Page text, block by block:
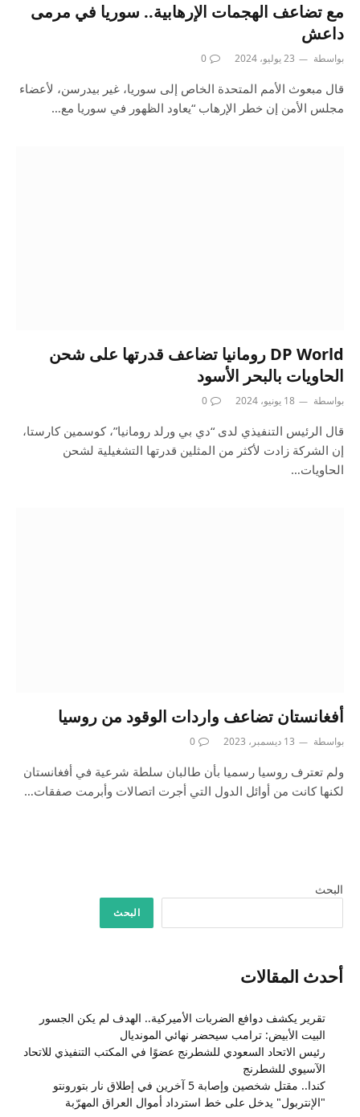
مع تضاعف الهجمات الإرهابية.. سوريا في مرمى
داعش
بواسطة 23 يوليو، 2024 0
قال مبعوث الأمم المتحدة الخاص إلى سوريا، غير بيدرسن، لأعضاء
مجلس الأمن إن خطر الإرهاب “يعاود الظهور في سوريا مع…
DP World رومانيا تضاعف قدرتها على شحن
الحاويات بالبحر الأسود
بواسطة 18 يونيو، 2024 0
قال الرئيس التنفيذي لدى “دي بي ورلد رومانيا”، كوسمين كارستا،
إن الشركة زادت لأكثر من المثلين قدرتها التشغيلية لشحن
الحاويات…
أفغانستان تضاعف واردات الوقود من روسيا
بواسطة 13 ديسمبر، 2023 0
ولم تعترف روسيا رسميا بأن طالبان سلطة شرعية في أفغانستان
لكنها كانت من أوائل الدول التي أجرت اتصالات وأبرمت صفقات…
البحث
البحث
أحدث المقالات
تقرير يكشف دوافع الضربات الأميركية.. الهدف لم يكن الجسور
البيت الأبيض: ترامب سيحضر نهائي المونديال
رئيس الاتحاد السعودي للشطرنج عضوًا في المكتب التنفيذي للاتحاد
الآسيوي للشطرنج
كندا.. مقتل شخصين وإصابة 5 آخرين في إطلاق نار بتورونتو
"الإنتربول" يدخل على خط استرداد أموال العراق المهرّبة